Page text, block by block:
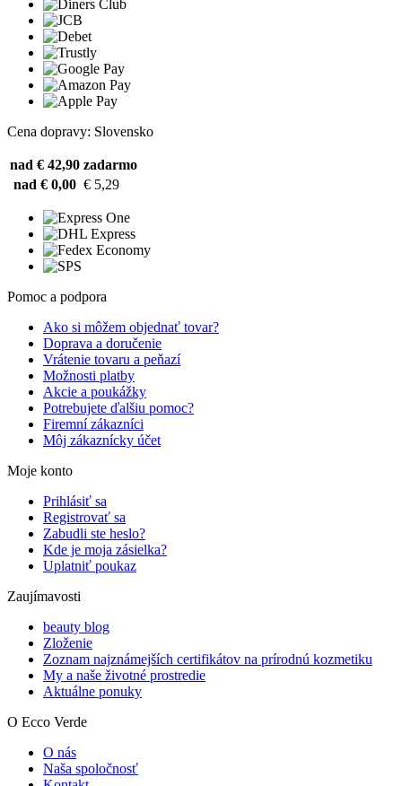
Cena dopravy: Slovensko
nad € 42,90 zadarmo
nad € 0,00 € 5,29
Pomoc a podpora
Ako si môžem objednať tovar?
Doprava a doručenie
Vrátenie tovaru a peňazí
Možnosti platby
Akcie a poukážky
Potrebujete ďalšiu pomoc?
Firemní zákazníci
Môj zákaznícky účet
Moje konto
Prihlásiť sa
Registrovať sa
Zabudli ste heslo?
Kde je moja zásielka?
Uplatniť poukaz
Zaujímavosti
beauty blog
Zloženie
Zoznam najznámejších certifikátov na prírodnú kozmetiku
My a naše životné prostredie
Aktuálne ponuky
O Ecco Verde
O nás
Naša spoločnosť